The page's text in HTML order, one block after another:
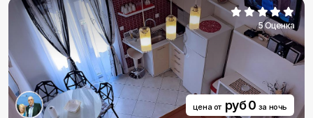
5 Оценка
цена от руб 0 за ночь